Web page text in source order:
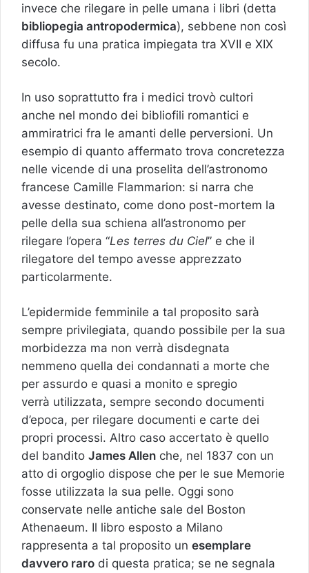
invece che rilegare in pelle umana i libri (detta
bibliopegia antropodermica), sebbene non così
diffusa fu una pratica impiegata tra XVII e XIX
secolo.
In uso soprattutto fra i medici trovò cultori
anche nel mondo dei bibliofili romantici e
ammiratrici fra le amanti delle perversioni. Un
esempio di quanto affermato trova concretezza
nelle vicende di una proselita dell’astronomo
francese Camille Flammarion: si narra che
avesse destinato, come dono post-mortem la
pelle della sua schiena all’astronomo per
rilegare l’opera “Les terres du Ciel” e che il
rilegatore del tempo avesse apprezzato
particolarmente.
L’epidermide femminile a tal proposito sarà
sempre privilegiata, quando possibile per la sua
morbidezza ma non verrà disdegnata
nemmeno quella dei condannati a morte che
per assurdo e quasi a monito e spregio
verrà utilizzata, sempre secondo documenti
d’epoca, per rilegare documenti e carte dei
propri processi. Altro caso accertato è quello
del bandito James Allen che, nel 1837 con un
atto di orgoglio dispose che per le sue Memorie
fosse utilizzata la sua pelle. Oggi sono
conservate nelle antiche sale del Boston
Athenaeum. Il libro esposto a Milano
rappresenta a tal proposito un esemplare
davvero raro di questa pratica; se ne segnala